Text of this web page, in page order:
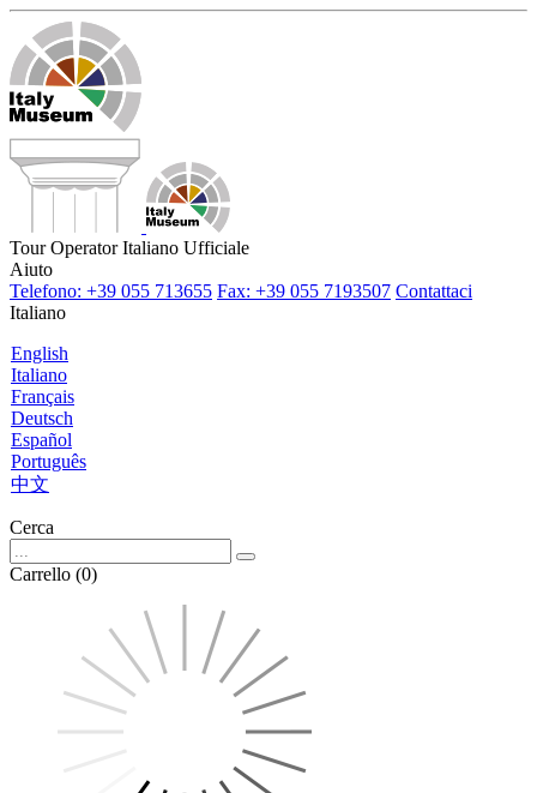
Tour Operator Italiano Ufficiale
Aiuto
Telefono: +39 055 713655 Fax: +39 055 7193507 Contattaci
Italiano
English
Italiano
Français
Deutsch
Español
Português
中文
Cerca
Carrello (0)